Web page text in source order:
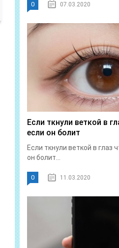
0 07.03.2020
Если ткнули веткой в
если он болит
Если ткнули веткой в глаз
он болит...
0 11.03.2020